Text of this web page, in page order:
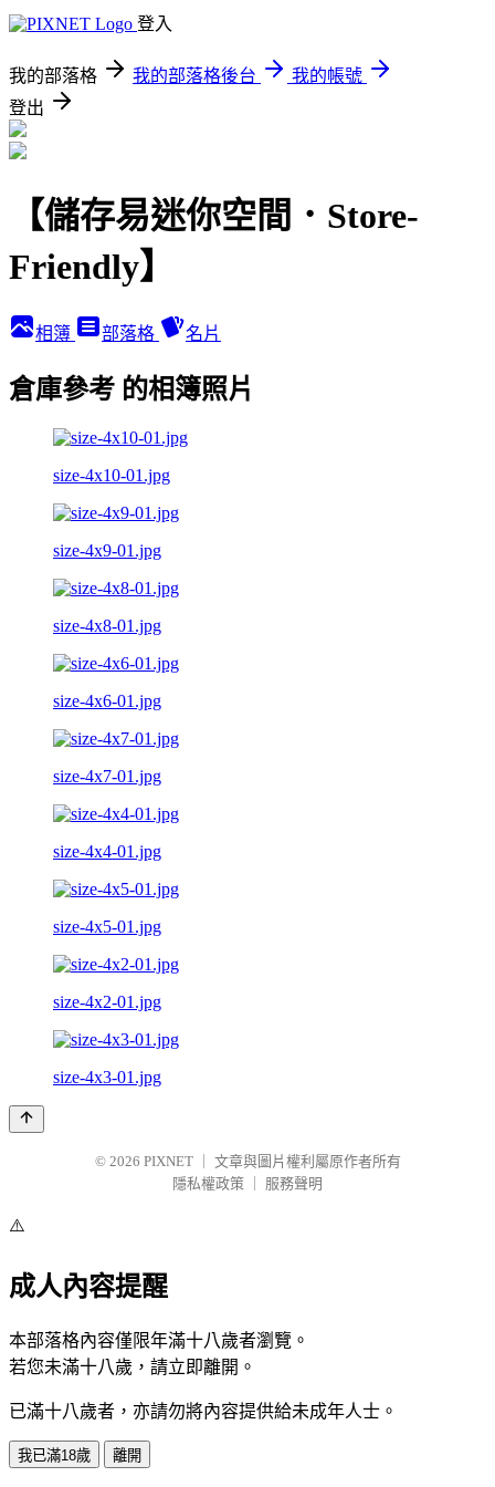
登入
我的部落格 我的部落格後台
我的帳號
登出
【儲存易迷你空間．Store-
Friendly】
相簿 部落格 名片
倉庫參考 的相簿照片
size-4x10-01.jpg
size-4x9-01.jpg
size-4x8-01.jpg
size-4x6-01.jpg
size-4x7-01.jpg
size-4x4-01.jpg
size-4x5-01.jpg
size-4x2-01.jpg
size-4x3-01.jpg
© 2026 PIXNET
文章與圖片權利屬原作者所有
隱私權政策
服務聲明
⚠️
成人內容提醒
本部落格內容僅限年滿十八歲者瀏覽。
若您未滿十八歲，請立即離開。
已滿十八歲者，亦請勿將內容提供給未成年人士。
我已滿18歲 離開